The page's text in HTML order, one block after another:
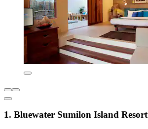
1. Bluewater Sumilon Island Resort